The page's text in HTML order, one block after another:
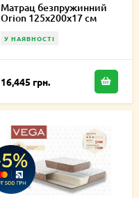
Матрац безпружинний
Orion 125х200х17 см
У НАЯВНОСТІ
16,445 грн.